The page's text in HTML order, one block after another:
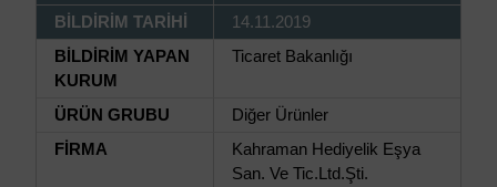
BİLDİRİM TARİHİ
14.11.2019
BİLDİRİM YAPAN
KURUM
Ticaret Bakanlığı
ÜRÜN GRUBU
Diğer Ürünler
FİRMA
Kahraman Hediyelik Eşya
San. Ve Tic.Ltd.Şti.